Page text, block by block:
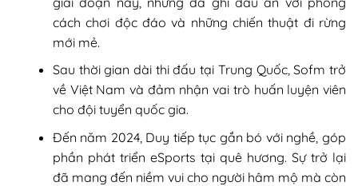
cách chơi độc đáo và những chiến thuật đi rừng
mới mẻ.
Sau thời gian dài thi đấu tại Trung Quốc, Sofm trở
về Việt Nam và đảm nhận vai trò huấn luyện viên
cho đội tuyển quốc gia.
Đến năm 2024, Duy tiếp tục gắn bó với nghề, góp
phần phát triển eSports tại quê hương. Sự trở lại
đã mang đến niềm vui cho người hâm mộ mà còn